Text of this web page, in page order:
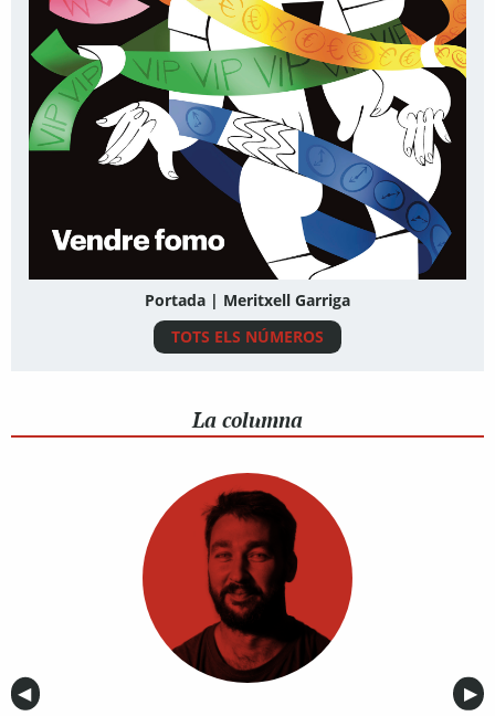
Portada | Meritxell Garriga
TOTS ELS NÚMEROS
La columna
Anterior
◀︎ ▶︎